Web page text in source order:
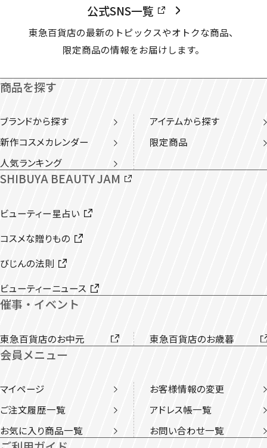
公式SNS一覧
東急百貨店の最新のトピックスやオトクな商品、
限定商品の情報をお届けします。
商品を探す
ブランドから探す
アイテムから探す
新作コスメカレンダー
限定商品
人気ランキング
SHIBUYA BEAUTY JAM
ビューティー星占い
コスメな贈りもの
びじんの法則
ビューティーニュース
催事・イベント
東急百貨店のお中元 東急百貨店のお歳暮
会員メニュー
マイページ
お客様情報の変更
ご注文履歴一覧
アドレス帳一覧
お気に入り商品一覧
お問い合わせ一覧